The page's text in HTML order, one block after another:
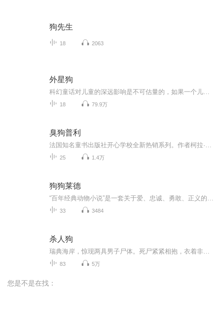
狗先生
18 2063
外星狗
18 79.9万
臭狗普利
25 1.4万
狗狗莱德
33 3484
杀人狗
83 5万
您是不是在找：